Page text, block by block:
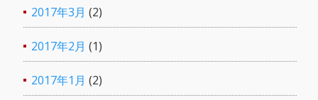
2017年3月 (2)
2017年2月 (1)
2017年1月 (2)